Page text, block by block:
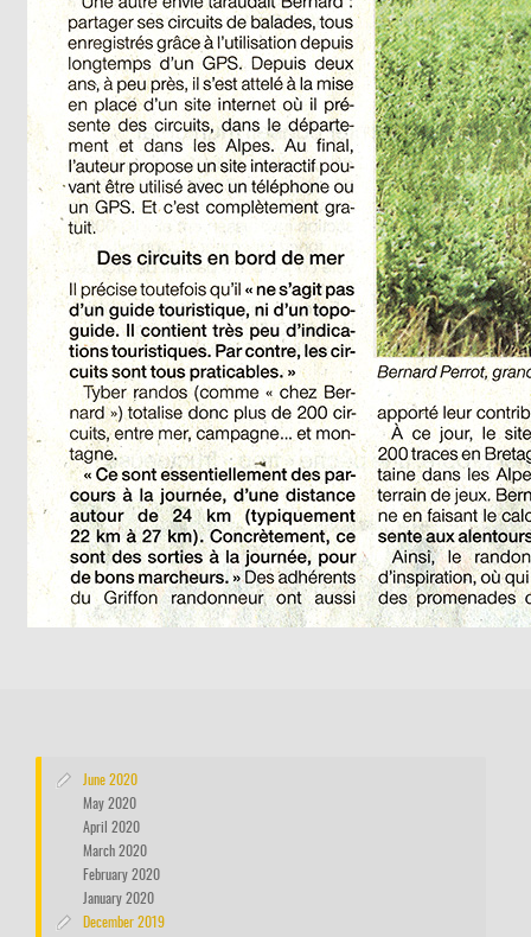
June 2020
May 2020
April 2020
March 2020
February 2020
January 2020
December 2019